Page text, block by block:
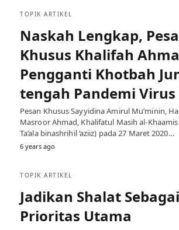
TOPIK ARTIKEL
Naskah Lengkap,
Khusus Khalifah
Pengganti Khotbah
tengah Pandemi Virus
Pesan Khusus Sayyidina Amirul Mu’minin,
Masroor Ahmad, Khalifatul Masih al-
Ta’ala binashrihil ‘aziiz) pada 27 Maret 2020…
6 years ago
TOPIK ARTIKEL
Jadikan Shalat Sebagai
Prioritas Utama